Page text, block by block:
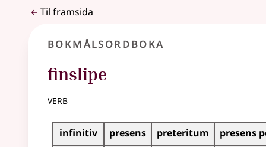
Til framsida
Bokmålsordboka
finslipe
verb
Bøyingstabell for dette verbet
infinitiv presens preteritum presens